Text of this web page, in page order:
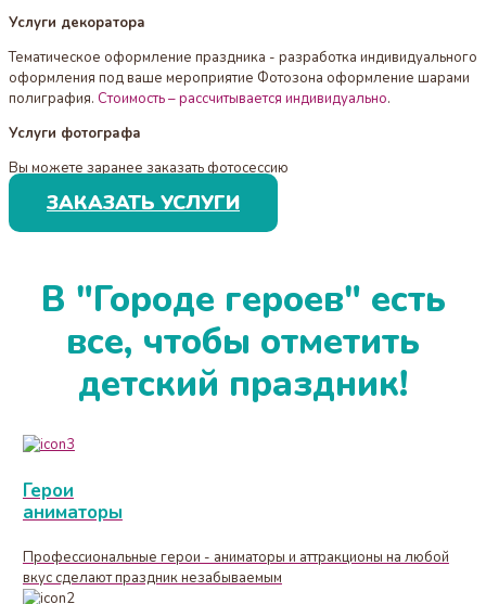
Услуги декоратора
Тематическое оформление праздника - разработка индивидуального
оформления под ваше мероприятие Фотозона оформление шарами
полиграфия. Стоимость – рассчитывается индивидуально.
Услуги фотографа
Вы можете заранее заказать фотосессию
ЗАКАЗАТЬ УСЛУГИ
В "Городе героев" есть
все, чтобы отметить
детский праздник!
Герои
аниматоры
Профессиональные герои - аниматоры и аттракционы на любой
вкус сделают праздник незабываемым